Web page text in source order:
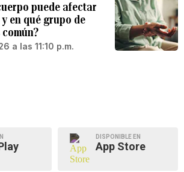
puede afectar
en qué grupo de
a las 11:10 p.m.
DISPONIBLE EN
App Store